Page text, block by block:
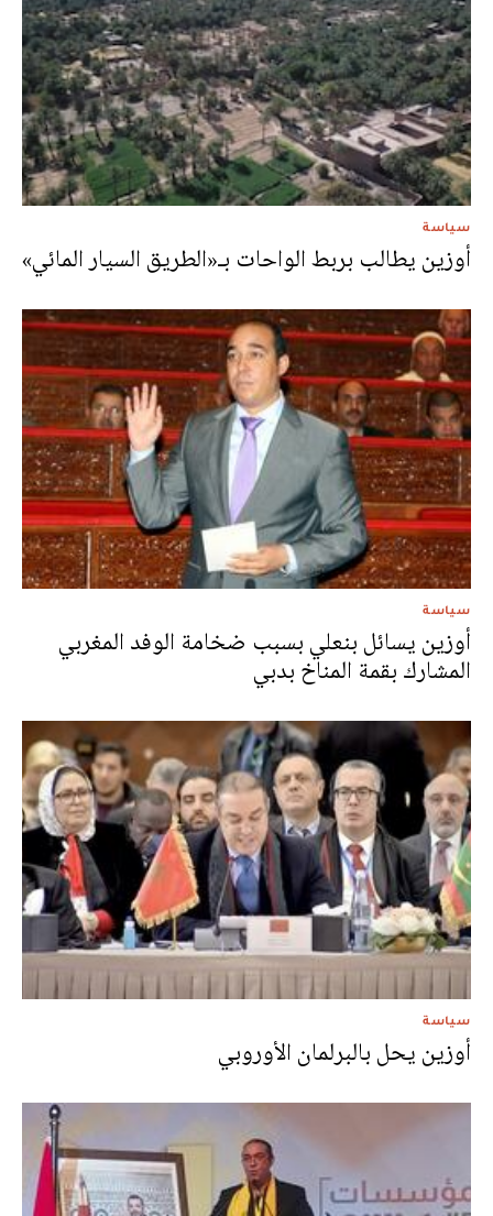
سياسة
أوزين يطالب بربط الواحات بـ«الطريق السيار المائي»
سياسة
أوزين يسائل بنعلي بسبب ضخامة الوفد المغربي
المشارك بقمة المناخ بدبي
سياسة
أوزين يحل بالبرلمان الأوروبي